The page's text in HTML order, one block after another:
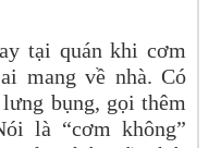
tại quán khi cơm
mang về nhà. Có
bụng, gọi thêm
là “cơm không”